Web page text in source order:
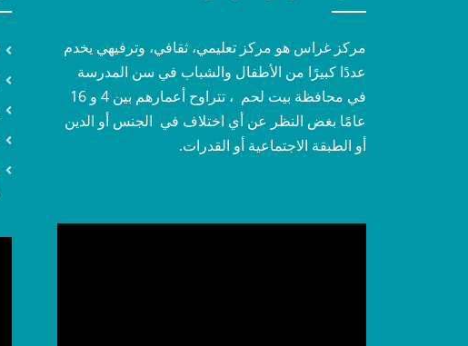
مركز غراس هو مركز تعليمي، ثقافي، وترفيهي يخدم
عددًا كبيرًا من الأطفال والشباب في سن المدرسة
في محافظة بيت لحم ، تتراوح أعمارهم بين 4 و 16
عامًا بغض النظر عن أي اختلاف في الجنس أو الدين
أو الطبقة الاجتماعية أو القدرات.